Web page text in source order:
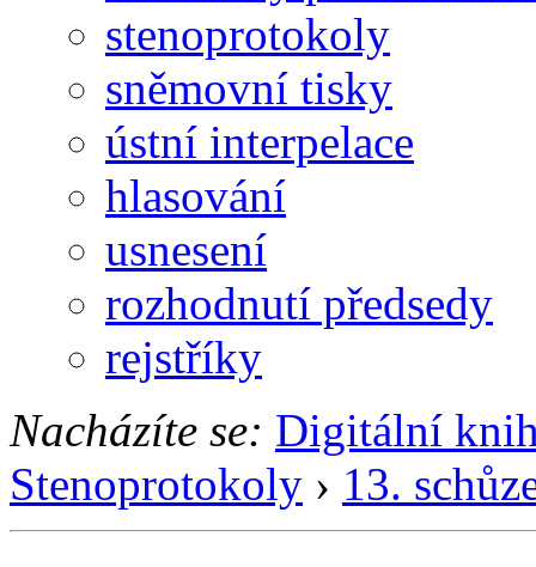
stenoprotokoly
sněmovní tisky
ústní interpelace
hlasování
usnesení
rozhodnutí předsedy
rejstříky
Nacházíte se: Digitální
Stenoprotokoly › 13.